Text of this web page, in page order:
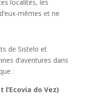
localités, les
mêmes et ne
de Sistelo et
d’aventures dans
:
do Vez)